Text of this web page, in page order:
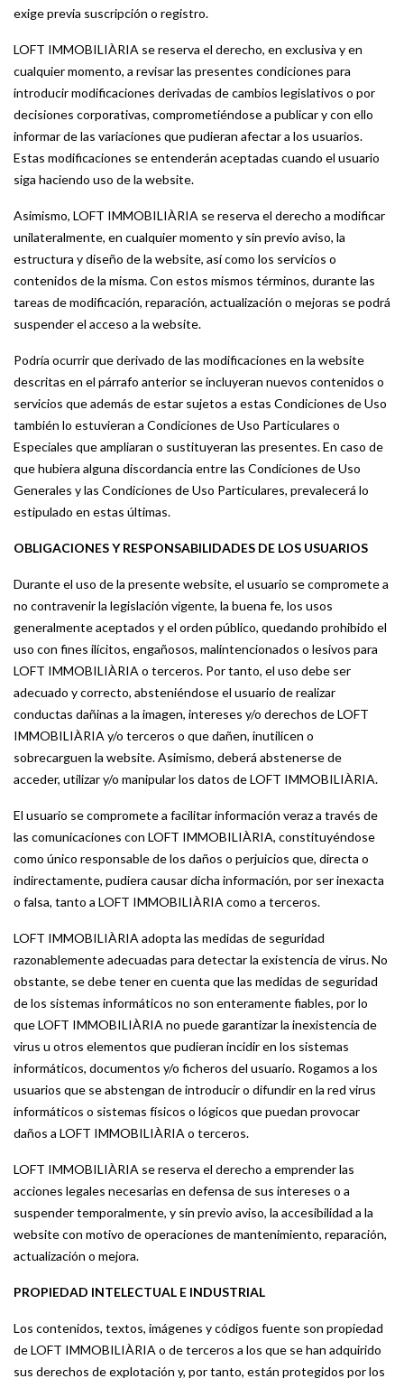
exige previa suscripción o registro.
LOFT IMMOBILIÀRIA se reserva el derecho, en exclusiva y en
cualquier momento, a revisar las presentes condiciones para
introducir modificaciones derivadas de cambios legislativos o por
decisiones corporativas, comprometiéndose a publicar y con ello
informar de las variaciones que pudieran afectar a los usuarios.
Estas modificaciones se entenderán aceptadas cuando el usuario
siga haciendo uso de la website.
Asimismo, LOFT IMMOBILIÀRIA se reserva el derecho a modificar
unilateralmente, en cualquier momento y sin previo aviso, la
estructura y diseño de la website, así como los servicios o
contenidos de la misma. Con estos mismos términos, durante las
tareas de modificación, reparación, actualización o mejoras se podrá
suspender el acceso a la website.
Podría ocurrir que derivado de las modificaciones en la website
descritas en el párrafo anterior se incluyeran nuevos contenidos o
servicios que además de estar sujetos a estas Condiciones de Uso
también lo estuvieran a Condiciones de Uso Particulares o
Especiales que ampliaran o sustituyeran las presentes. En caso de
que hubiera alguna discordancia entre las Condiciones de Uso
Generales y las Condiciones de Uso Particulares, prevalecerá lo
estipulado en estas últimas.
OBLIGACIONES Y RESPONSABILIDADES DE LOS USUARIOS
Durante el uso de la presente website, el usuario se compromete a
no contravenir la legislación vigente, la buena fe, los usos
generalmente aceptados y el orden público, quedando prohibido el
uso con fines ilícitos, engañosos, malintencionados o lesivos para
LOFT IMMOBILIÀRIA o terceros. Por tanto, el uso debe ser
adecuado y correcto, absteniéndose el usuario de realizar
conductas dañinas a la imagen, intereses y/o derechos de LOFT
IMMOBILIÀRIA y/o terceros o que dañen, inutilicen o
sobrecarguen la website. Asimismo, deberá abstenerse de
acceder, utilizar y/o manipular los datos de LOFT IMMOBILIÀRIA.
El usuario se compromete a facilitar información veraz a través de
las comunicaciones con LOFT IMMOBILIÀRIA, constituyéndose
como único responsable de los daños o perjuicios que, directa o
indirectamente, pudiera causar dicha información, por ser inexacta
o falsa, tanto a LOFT IMMOBILIÀRIA como a terceros.
LOFT IMMOBILIÀRIA adopta las medidas de seguridad
razonablemente adecuadas para detectar la existencia de virus. No
obstante, se debe tener en cuenta que las medidas de seguridad
de los sistemas informáticos no son enteramente fiables, por lo
que LOFT IMMOBILIÀRIA no puede garantizar la inexistencia de
virus u otros elementos que pudieran incidir en los sistemas
informáticos, documentos y/o ficheros del usuario. Rogamos a los
usuarios que se abstengan de introducir o difundir en la red virus
informáticos o sistemas físicos o lógicos que puedan provocar
daños a LOFT IMMOBILIÀRIA o terceros.
LOFT IMMOBILIÀRIA se reserva el derecho a emprender las
acciones legales necesarias en defensa de sus intereses o a
suspender temporalmente, y sin previo aviso, la accesibilidad a la
website con motivo de operaciones de mantenimiento, reparación,
actualización o mejora.
PROPIEDAD INTELECTUAL E INDUSTRIAL
Los contenidos, textos, imágenes y códigos fuente son propiedad
de LOFT IMMOBILIÀRIA o de terceros a los que se han adquirido
sus derechos de explotación y, por tanto, están protegidos por los